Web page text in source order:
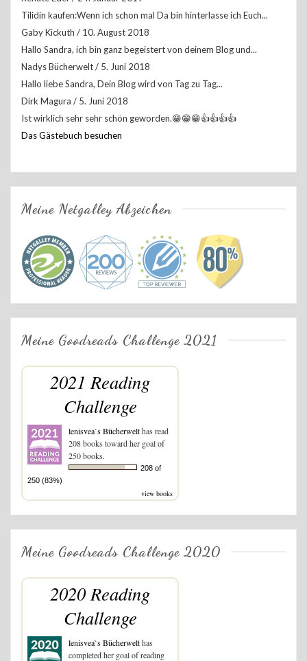
Tilidin kaufen:Wenn ich schon mal Da bin hinterlasse ich Euch...
Gaby Kickuth / 10. August 2018
Hallo Sandra, ich bin ganz begeistert von deinem Blog und...
Nadys Bücherwelt/ 5. Juni 2018
Hallo liebe Sandra, Dein Blog wird von Tag zu Tag...
Dirk Magura / 5. Juni 2018
Ist wirklich sehr sehr schön geworden.😁😁😁👍👍👍👍
Das Gästebuch besuchen
Meine Netgalley Abzeichen
Meine Goodreads Challenge 2021
2021 Reading
Challenge
lenisvea`s Bücherwelthas read
208 books toward her goal of
250 books.
208 of
250 (83%)
view books
Meine Goodreads Challenge 2020
2020 Reading
Challenge
lenisvea`s Bücherwelthas
completed her goal of reading